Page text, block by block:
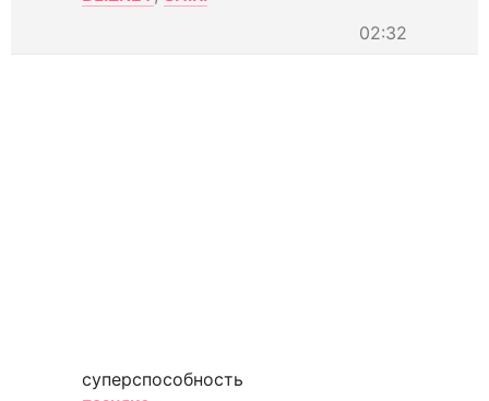
02:32
суперспособность